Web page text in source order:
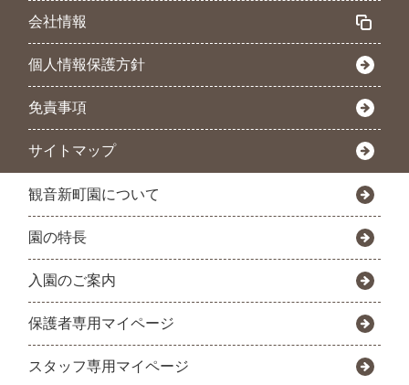
会社情報
個人情報保護方針
免責事項
サイトマップ
観音新町園について
園の特長
入園のご案内
保護者専用マイページ
スタッフ専用マイページ